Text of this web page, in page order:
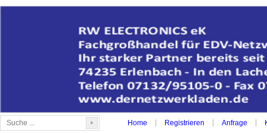
Home Registrieren Anfrage